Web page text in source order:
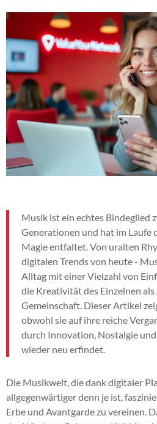
Musik ist ein echtes Bindeglied
Generationen und hat im Laufe
Magie entfaltet. Von uralten
digitalen Trends von heute -
Alltag mit einer Vielzahl von
die Kreativität des Einzelnen
Gemeinschaft. Dieser Artikel
obwohl sie auf ihre reiche
durch Innovation, Nostalgie
wieder neu erfindet.
Die Musikwelt, die dank digitaler
allgegenwärtiger denn je ist,
Erbe und Avantgarde zu vereinen.